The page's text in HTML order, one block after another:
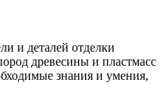
и деталей отделки
древесины и пластмасс
знания и умения,